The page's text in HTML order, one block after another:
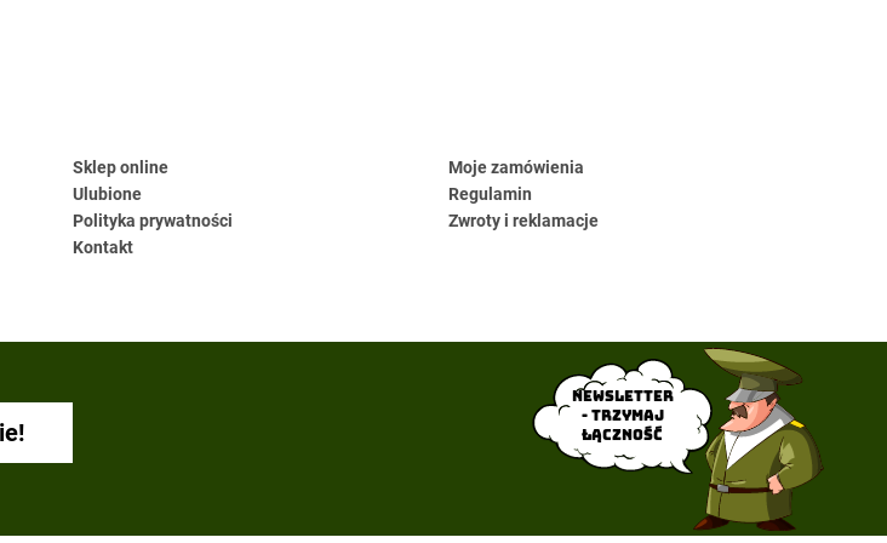
Sklep online
Moje zamówienia
Ulubione
Regulamin
Polityka prywatności
Zwroty i reklamacje
Kontakt
Newsletter
- trzymaj
łączność